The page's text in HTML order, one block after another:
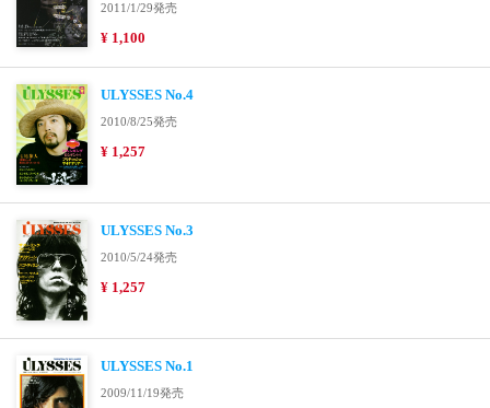
2011/1/29発売
¥ 1,100
ULYSSES No.4
2010/8/25発売
¥ 1,257
ULYSSES No.3
2010/5/24発売
¥ 1,257
ULYSSES No.1
2009/11/19発売